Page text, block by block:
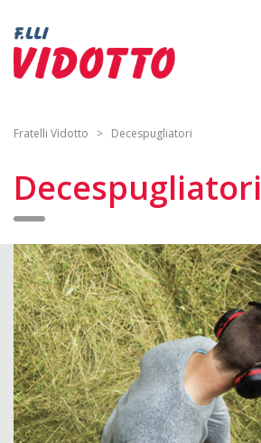
Fratelli Vidotto > Decespugliatori
Decespugliatori